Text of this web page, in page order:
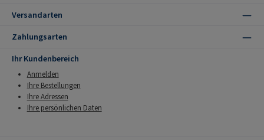
Versandarten
Zahlungsarten
Ihr Kundenbereich
Anmelden
Ihre Bestellungen
Ihre Adressen
Ihre persönlichen Daten